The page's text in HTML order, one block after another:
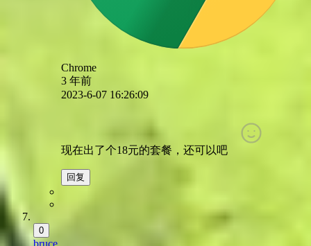
Chrome
3 年前
2023-6-07 16:26:09
现在出了个18元的套餐，还可以吧
回复
0